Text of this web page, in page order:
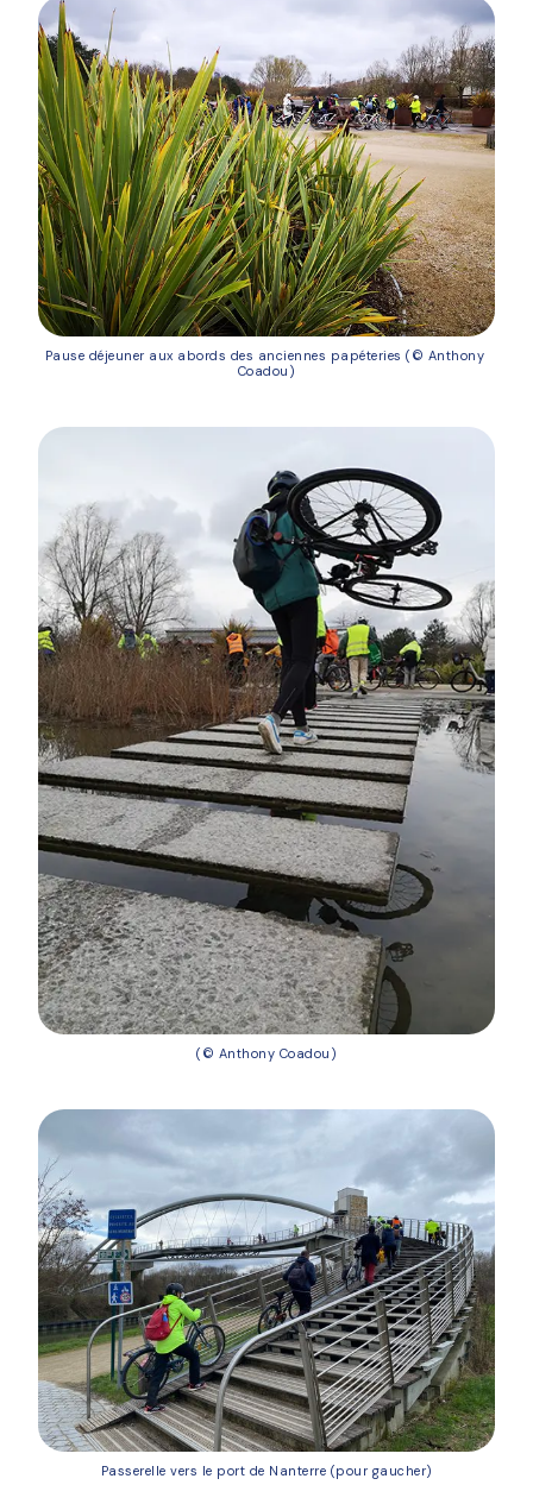
Pause déjeuner aux abords des anciennes papéteries (© Anthony
Coadou)
(© Anthony Coadou)
Passerelle vers le port de Nanterre (pour gaucher)